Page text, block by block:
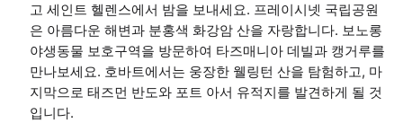
고 세인트 헬렌스에서 밤을 보내세요. 프레이시넷 국립공원
은 아름다운 해변과 분홍색 화강암 산을 자랑합니다. 보노롱
야생동물 보호구역을 방문하여 타즈매니아 데빌과 캥거루를
만나보세요. 호바트에서는 웅장한 웰링턴 산을 탐험하고, 마
지막으로 태즈먼 반도와 포트 아서 유적지를 발견하게 될 것
입니다.